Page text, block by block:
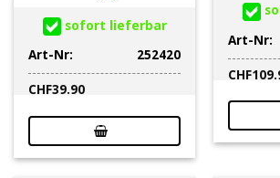
sofort lieferbar
Art-Nr:
252420
CHF39.90
Art-Nr:
CHF